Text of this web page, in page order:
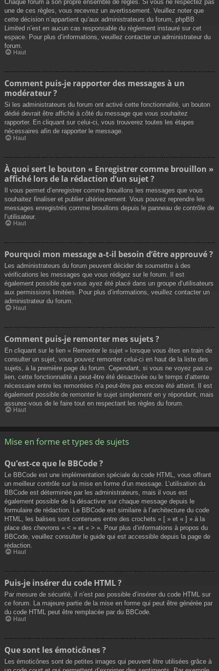
Chaque forum a son propre ensemble de règles. Si vous ne respectez pas
une de ces règles, vous recevrez un avertissement. Veuillez noter que
cette décision n’appartient qu’aux administrateurs du forum, phpBB
Limited n’est en aucun cas responsable du règlement instauré sur cet
espace. Pour plus d’informations, veuillez contacter un administrateur du
forum.
Haut
Comment puis-je rapporter des messages à un
modérateur ?
Si les administrateurs du forum ont activé cette fonctionnalité, un bouton
dédié devrait être affiché à côté du message que vous souhaitez
rapporter. En cliquant sur celui-ci, vous trouverez toutes les étapes
nécessaires afin de rapporter le message.
Haut
À quoi sert le bouton « Enregistrer comme brouillon »
affiché lors de la rédaction d’un sujet ?
Il vous permet d’enregistrer comme brouillons les messages que vous
souhaitez finaliser et publier ultérieurement. Vous pouvez reprendre les
messages enregistrés comme brouillons depuis le panneau de contrôle de
l’utilisateur.
Haut
Pourquoi mon message a-t-il besoin d’être approuvé ?
Les administrateurs du forum peuvent décider de soumettre à des
vérifications les messages que vous rédigez sur le forum. Il est
également possible que vous ayez été placé dans un groupe d’utilisateurs
aux permissions limitées. Pour plus d’informations, veuillez contacter un
administrateur du forum.
Haut
Comment puis-je remonter mes sujets ?
En cliquant sur le lien « Remonter le sujet » lorsque vous êtes en train de
consulter un sujet, vous pouvez remonter celui-ci en haut de la liste des
sujets, à la première page du forum. Cependant, si vous ne voyez pas ce
lien, cette fonctionnalité a peut-être été désactivée ou le temps d’attente
nécessaire entre les remontées n’a peut-être pas encore été atteint. Il est
également possible de remonter le sujet simplement en y répondant, mais
assurez-vous de le faire tout en respectant les règles du forum.
Haut
Mise en forme et types de sujets
Qu’est-ce que le BBCode ?
Le BBCode est une implémentation spéciale du code HTML, vous offrant
un meilleur contrôle sur la mise en forme d’un message. L’utilisation du
BBCode est déterminée par les administrateurs, mais il vous est
également possible de la désactiver sur chaque message depuis le
formulaire de rédaction. Le BBCode est similaire à l’architecture du code
HTML, les balises sont contenues entre des crochets « [ » et « ] » à la
place des chevrons « < » et « > ». Pour plus d’informations à propos du
BBCode, veuillez consulter le guide qui est accessible depuis la page de
rédaction.
Haut
Puis-je insérer du code HTML ?
Par mesure de sécurité, il n’est pas possible d’insérer du code HTML sur
ce forum. La majeure partie de la mise en forme qui peut être générée par
du code HTML peut être remplacée par du BBCode.
Haut
Que sont les émoticônes ?
Les émoticônes sont de petites images qui peuvent être utilisées grâce à